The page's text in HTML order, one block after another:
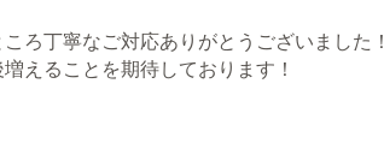
ろ丁寧なご対応ありがとうございました！
えることを期待しております！